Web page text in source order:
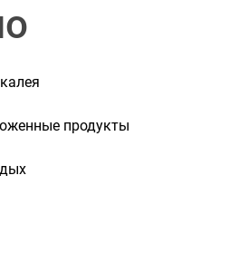
продукты